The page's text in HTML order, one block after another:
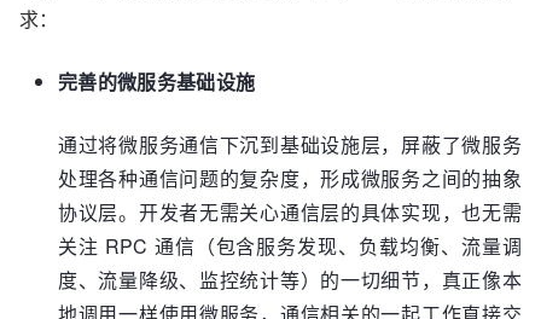
求：
完善的微服务基础设施
通过将微服务通信下沉到基础设施层，屏蔽了微服务
处理各种通信问题的复杂度，形成微服务之间的抽象
协议层。开发者无需关心通信层的具体实现，也无需
关注 RPC 通信（包含服务发现、负载均衡、流量调
度、流量降级、监控统计等）的一切细节，真正像本